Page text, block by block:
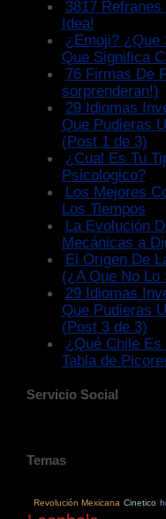
3817
Idea!
¿Emoji? ¿Que
Que Significa
76 Firmas De
sorprenderan!)
29 Idiomas
Que Pudieras
(Post 1 de 3)
¿Cual Es Tu
Psicologico?
Los Mejores
Los Tiempos
La Evolución
Mecánicas a
El Origen De
(¿A Que No Lo
29 Idiomas
Que Pudieras
(Post 3 de 3)
¿Qué Chile
Tabla de
Servicio Social
Temas
Revolución Mexicana Cinetico